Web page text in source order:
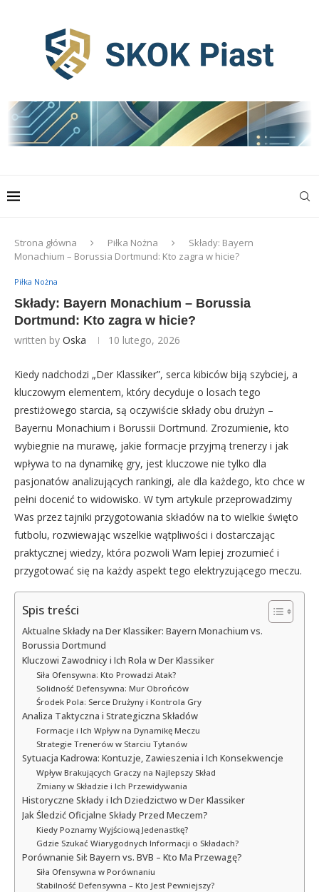
Strona główna Piłka Nożna
Składy: Bayern
Monachium – Borussia Dortmund: Kto zagra w hicie?
Piłka Nożna
Składy: Bayern Monachium – Borussia
Dortmund: Kto zagra w hicie?
written by Oska 10 lutego, 2026
Kiedy nadchodzi „Der Klassiker”, serca kibiców biją szybciej, a
kluczowym elementem, który decyduje o losach tego
prestiżowego starcia, są oczywiście składy obu drużyn –
Bayernu Monachium i Borussii Dortmund. Zrozumienie, kto
wybiegnie na murawę, jakie formacje przyjmą trenerzy i jak
wpływa to na dynamikę gry, jest kluczowe nie tylko dla
pasjonatów analizujących rankingi, ale dla każdego, kto chce w
pełni docenić to widowisko. W tym artykule przeprowadzimy
Was przez tajniki przygotowania składów na to wielkie święto
futbolu, rozwiewając wszelkie wątpliwości i dostarczając
praktycznej wiedzy, która pozwoli Wam lepiej zrozumieć i
przygotować się na każdy aspekt tego elektryzującego meczu.
Spis treści
Aktualne Składy na Der Klassiker: Bayern Monachium vs.
Borussia Dortmund
Kluczowi Zawodnicy i Ich Rola w Der Klassiker
Siła Ofensywna: Kto Prowadzi Atak?
Solidność Defensywna: Mur Obrońców
Środek Pola: Serce Drużyny i Kontrola Gry
Analiza Taktyczna i Strategiczna Składów
Formacje i Ich Wpływ na Dynamikę Meczu
Strategie Trenerów w Starciu Tytanów
Sytuacja Kadrowa: Kontuzje, Zawieszenia i Ich Konsekwencje
Wpływ Brakujących Graczy na Najlepszy Skład
Zmiany w Składzie i Ich Przewidywania
Historyczne Składy i Ich Dziedzictwo w Der Klassiker
Jak Śledzić Oficjalne Składy Przed Meczem?
Kiedy Poznamy Wyjściową Jedenastkę?
Gdzie Szukać Wiarygodnych Informacji o Składach?
Porównanie Sił: Bayern vs. BVB – Kto Ma Przewagę?
Siła Ofensywna w Porównaniu
Stabilność Defensywna – Kto Jest Pewniejszy?